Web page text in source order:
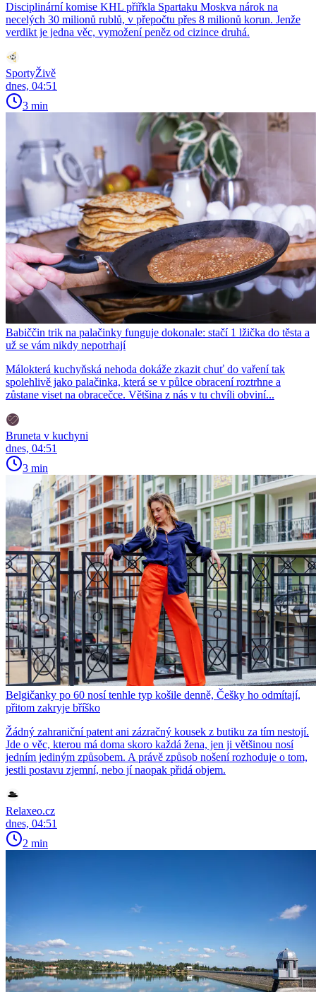
Disciplinární komise KHL přiřkla Spartaku Moskva nárok na
necelých 30 milionů rublů, v přepočtu přes 8 milionů korun. Jenže
verdikt je jedna věc, vymožení peněz od cizince druhá.
SportyŽivě
dnes, 04:51
3 min
Babiččin trik na palačinky funguje dokonale: stačí 1 lžička do těsta a
už se vám nikdy nepotrhají
Málokterá kuchyňská nehoda dokáže zkazit chuť do vaření tak
spolehlivě jako palačinka, která se v půlce obracení roztrhne a
zůstane viset na obracečce. Většina z nás v tu chvíli obviní...
Bruneta v kuchyni
dnes, 04:51
3 min
Belgičanky po 60 nosí tenhle typ košile denně, Češky ho odmítají,
přitom zakryje bříško
Žádný zahraniční patent ani zázračný kousek z butiku za tím nestojí.
Jde o věc, kterou má doma skoro každá žena, jen ji většinou nosí
jedním jediným způsobem. A právě způsob nošení rozhoduje o tom,
jestli postavu zjemní, nebo jí naopak přidá objem.
Relaxeo.cz
dnes, 04:51
2 min